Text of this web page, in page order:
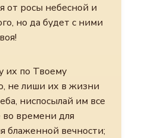
от росы небесной и
но да будет с ними
их по Твоему
не лиши их в жизни
ниспосылай им все
времени для
блаженной вечности;